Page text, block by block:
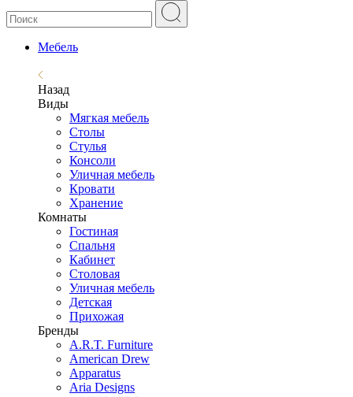
Мебель
Назад
Виды
Мягкая мебель
Столы
Стулья
Консоли
Уличная мебель
Кровати
Хранение
Комнаты
Гостиная
Спальня
Кабинет
Столовая
Уличная мебель
Детская
Прихожая
Бренды
A.R.T. Furniture
American Drew
Apparatus
Aria Designs